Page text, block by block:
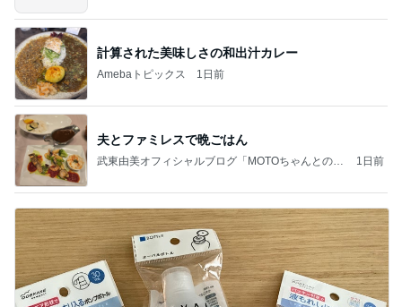
計算された美味しさの和出汁カレー
Amebaトピックス 1日前
夫とファミレスで晩ごはん
武東由美オフィシャルブログ「MOTOちゃんとのは
1日前